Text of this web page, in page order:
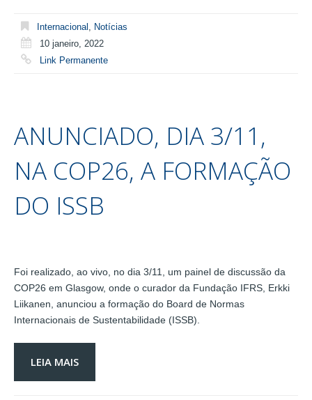
Internacional
Notícias
10 janeiro, 2022
Link Permanente
ANUNCIADO, DIA 3/11,
NA COP26, A FORMAÇÃO
DO ISSB
Foi realizado, ao vivo, no dia 3/11, um painel de discussão da
COP26 em Glasgow, onde o curador da Fundação IFRS, Erkki
Liikanen, anunciou a formação do Board de Normas
Internacionais de Sustentabilidade (ISSB).
LEIA MAIS